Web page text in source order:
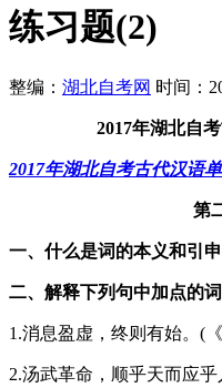
练习题(2)
整编： 湖北自考网 时间：
2017年湖北自
2017年湖北自考古代汉语
第
一、什么是词的本义和引
二、解释下列句中加点的
1.消息盈虚，终则有始。(
2.汤武革命，顺乎天而应